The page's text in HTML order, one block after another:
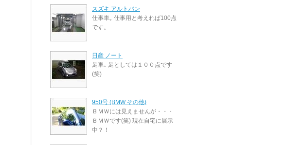
スズキ アルトバン
仕事車｡ 仕事用と考えれば100点
です。
日産 ノート
足車｡ 足としては１００点です
(笑)
950号 (BMW その他)
ＢＭＷには見えませんが・・・
ＢＭＷです(笑) 現在自宅に展示
中？！